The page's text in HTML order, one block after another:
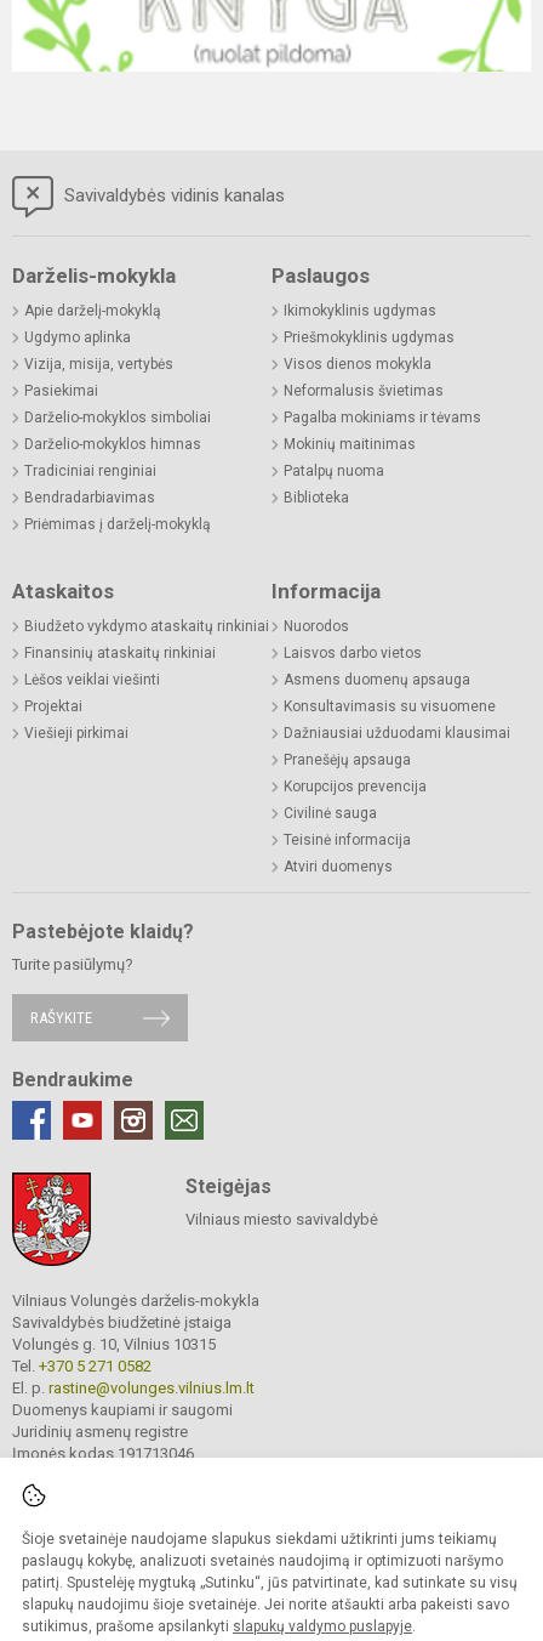
Šioje svetainėje naudojame slapukus siekdami užtikrinti jums teikiamų
paslaugų kokybę, analizuoti svetainės naudojimą ir optimizuoti naršymo
patirtį. Spustelėję mygtuką „Sutinku“, jūs patvirtinate, kad sutinkate su visų
slapukų naudojimu šioje svetainėje. Jei norite atšaukti arba pakeisti savo
sutikimus, prašome apsilankyti slapukų valdymo puslapyje.
Savivaldybės vidinis kanalas
Darželis-mokykla
Apie darželį-mokyklą
Ugdymo aplinka
Vizija, misija, vertybės
Pasiekimai
Darželio-mokyklos simboliai
Darželio-mokyklos himnas
Tradiciniai renginiai
Bendradarbiavimas
Priėmimas į darželį-mokyklą
Paslaugos
Ikimokyklinis ugdymas
Priešmokyklinis ugdymas
Visos dienos mokykla
Neformalusis švietimas
Pagalba mokiniams ir tėvams
Mokinių maitinimas
Patalpų nuoma
Biblioteka
Ataskaitos
Biudžeto vykdymo ataskaitų rinkiniai
Finansinių ataskaitų rinkiniai
Lėšos veiklai viešinti
Projektai
Viešieji pirkimai
Informacija
Nuorodos
Laisvos darbo vietos
Asmens duomenų apsauga
Konsultavimasis su visuomene
Dažniausiai užduodami klausimai
Pranešėjų apsauga
Korupcijos prevencija
Civilinė sauga
Teisinė informacija
Atviri duomenys
Pastebėjote klaidų?
Turite pasiūlymų?
RAŠYKITE
Bendraukime
Steigėjas
Vilniaus miesto savivaldybė
Vilniaus Volungės darželis-mokykla
Savivaldybės biudžetinė įstaiga
Volungės g. 10, Vilnius 10315
Tel. +370 5 271 0582
El. p. rastine@volunges.vilnius.lm.lt
Duomenys kaupiami ir saugomi
Juridinių asmenų registre
Įmonės kodas 191713046
© 2024. Vilniaus Volungės darželis-mokykla. Visos teisės saugomos.
Kopijuoti turinį be raštiško įstaigos administracijos sutikimo griežtai draudžiama.
Prieinamumo paraiška Slapukų valdymas
Sumanus būdas atnaujinti